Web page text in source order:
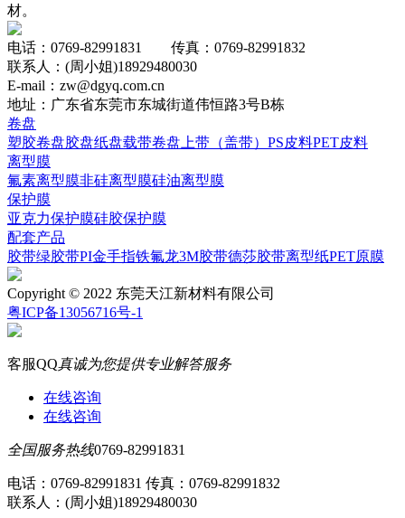
材。
电话：0769-82991831 传真：0769-82991832
联系人：(周小姐)18929480030
E-mail：zw@dgyq.com.cn
地址：广东省东莞市东城街道伟恒路3号B栋
卷盘
塑胶卷盘胶盘纸盘载带卷盘 上带（盖带） PS皮料PET皮料
离型膜
氟素离型膜非硅离型膜硅油离型膜
保护膜
亚克力保护膜硅胶保护膜
配套产品
胶带绿胶带PI金手指铁氟龙3M胶带德莎胶带离型纸PET原膜
Copyright © 2022 东莞天江新材料有限公司
粤ICP备13056716号-1
客服QQ真诚为您提供专业解答服务
在线咨询
在线咨询
全国服务热线0769-82991831
电话：0769-82991831 传真：0769-82991832
联系人：(周小姐)18929480030